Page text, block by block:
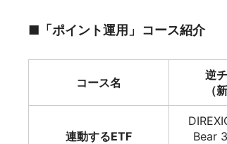
■「ポイント運用」コース紹介
コース名
逆
（
連動するETF
Bear